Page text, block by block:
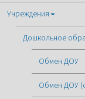
Учреждения
Дошкольное
Обмен ДОУ
Обмен ДОУ